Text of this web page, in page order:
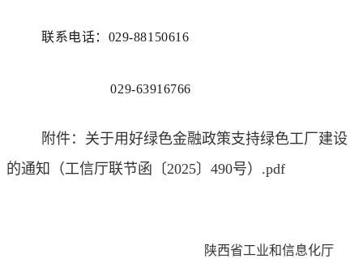
联系电话：029-88150616
029-63916766
附件：关于用好绿色金融政策支持绿色工厂建设
的通知（工信厅联节函〔2025〕490号）.pdf
陕西省工业和信息化厅